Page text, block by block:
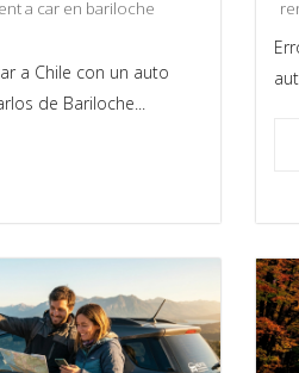
a car en bariloche
a Chile con un auto
de Bariloche...